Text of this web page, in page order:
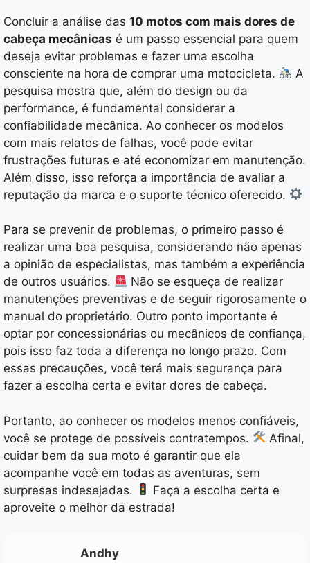
Concluir a análise das 10 motos com mais dores de
cabeça mecânicas é um passo essencial para quem
deseja evitar problemas e fazer uma escolha
consciente na hora de comprar uma motocicleta.
A
pesquisa mostra que, além do design ou da
performance, é fundamental considerar a
confiabilidade mecânica. Ao conhecer os modelos
com mais relatos de falhas, você pode evitar
frustrações futuras e até economizar em manutenção.
Além disso, isso reforça a importância de avaliar a
reputação da marca e o suporte técnico oferecido.
Para se prevenir de problemas, o primeiro passo é
realizar uma boa pesquisa, considerando não apenas
a opinião de especialistas, mas também a experiência
de outros usuários.
Não se esqueça de realizar
manutenções preventivas e de seguir rigorosamente o
manual do proprietário. Outro ponto importante é
optar por concessionárias ou mecânicos de confiança,
pois isso faz toda a diferença no longo prazo. Com
essas precauções, você terá mais segurança para
fazer a escolha certa e evitar dores de cabeça.
Portanto, ao conhecer os modelos menos confiáveis,
você se protege de possíveis contratempos.
Afinal,
cuidar bem da sua moto é garantir que ela
acompanhe você em todas as aventuras, sem
surpresas indesejadas.
Faça a escolha certa e
aproveite o melhor da estrada!
Andhy